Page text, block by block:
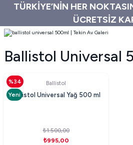
TÜRKİYE’NİN HER
ÜCRETSİZ
Ballistol Universal
%34
Yeni
Ballistol
Ballistol Universal Yağ 500 ml
₺1.500,00
₺995,00